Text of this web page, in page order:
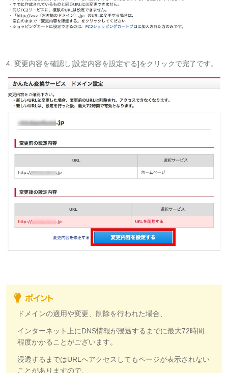
4. 変更内容を確認し[設定内容を設定する]をクリックで完了です。
ドメインの適用や変更、削除を行われた場合、
インターネット上にDNS情報が浸透するまでに最大72時間
程度かかることがございます。
浸透するまではURLへアクセスしてもページが表示されない
ことがありますので、